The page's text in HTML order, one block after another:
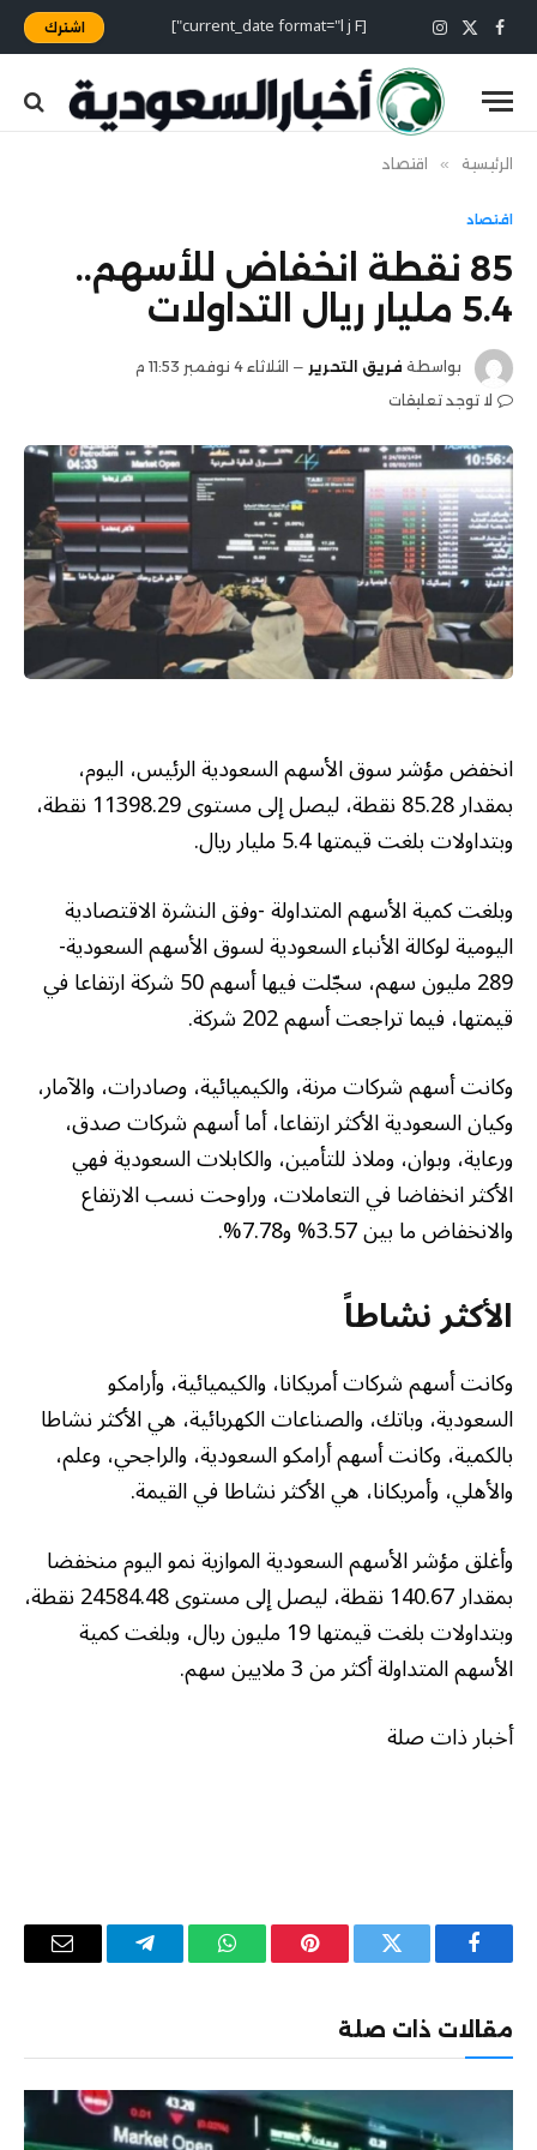
فيسبوك
X
(Twitter)
الانستغرام [current_date format="l j F"] اشترك
الرئيسية » اقتصاد
اقتصاد
85 نقطة انخفاض للأسهم..
5.4 مليار ريال التداولات
بواسطة فريق التحرير
الثلاثاء 4 نوفمبر 11:53 م
لا توجد تعليقات
انخفض مؤشر سوق الأسهم السعودية الرئيس، اليوم،
بمقدار 85.28 نقطة، ليصل إلى مستوى 11398.29 نقطة،
وبتداولات بلغت قيمتها 5.4 مليار ريال.
وبلغت كمية الأسهم المتداولة -وفق النشرة الاقتصادية
اليومية لوكالة الأنباء السعودية لسوق الأسهم السعودية-
289 مليون سهم، سجّلت فيها أسهم 50 شركة ارتفاعا في
قيمتها، فيما تراجعت أسهم 202 شركة.
وكانت أسهم شركات مرنة، والكيميائية، وصادرات، والآمار،
وكيان السعودية الأكثر ارتفاعا، أما أسهم شركات صدق،
ورعاية، وبوان، وملاذ للتأمين، والكابلات السعودية فهي
الأكثر انخفاضا في التعاملات، وراوحت نسب الارتفاع
والانخفاض ما بين 3.57% و7.78%.
الأكثر نشاطاً
وكانت أسهم شركات أمريكانا، والكيميائية، وأرامكو
السعودية، وباتك، والصناعات الكهربائية، هي الأكثر نشاطا
بالكمية، وكانت أسهم أرامكو السعودية، والراجحي، وعلم،
والأهلي، وأمريكانا، هي الأكثر نشاطا في القيمة.
وأغلق مؤشر الأسهم السعودية الموازية نمو اليوم منخفضا
بمقدار 140.67 نقطة، ليصل إلى مستوى 24584.48 نقطة،
وبتداولات بلغت قيمتها 19 مليون ريال، وبلغت كمية
الأسهم المتداولة أكثر من 3 ملايين سهم.
أخبار ذات صلة
فيسبوك تويتر بينتيريستواتساب تيلقرام
البريد
مقالات ذات صلة